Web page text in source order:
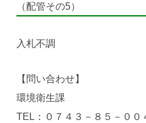
（配管その5）
入札不調
【問い合わせ】
環境衛生課
TEL：０７４３－８５－００